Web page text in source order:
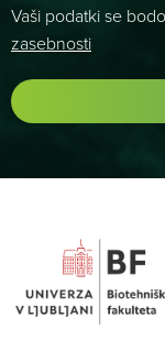
Vaši podatki se
zasebnosti